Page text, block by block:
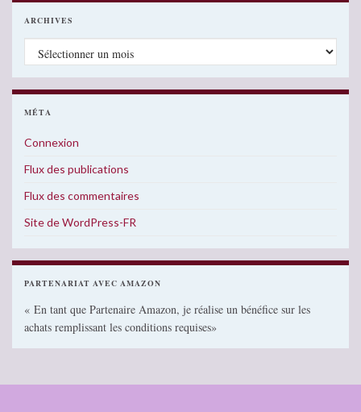
ARCHIVES
Archives
MÉTA
Connexion
Flux des publications
Flux des commentaires
Site de WordPress-FR
PARTENARIAT AVEC AMAZON
« En tant que Partenaire Amazon, je réalise un bénéfice sur les
achats remplissant les conditions requises»